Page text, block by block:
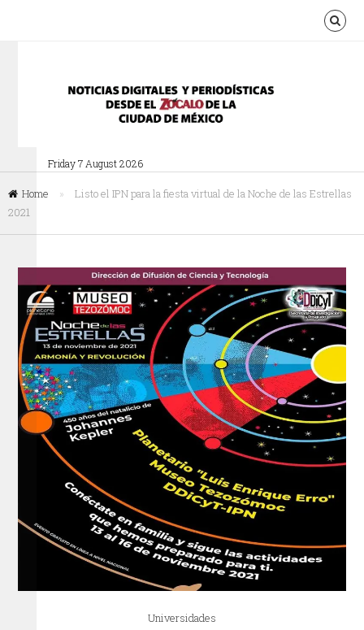
Friday 7 August 2026
Home »
Listo el IPN para la fiesta virtual de la Noche de las Estrellas
2021
Universidades